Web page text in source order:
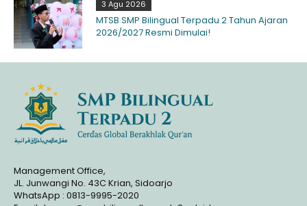
3 Agu 2026
MTSB SMP Bilingual Terpadu 2 Tahun Ajaran
2026/2027 Resmi Dimulai!
Management Office,
JL. Junwangi No. 43C Krian, Sidoarjo
WhatsApp : 0813-9995-2020